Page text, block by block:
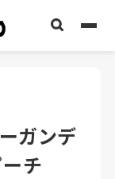
ガンデ
チ